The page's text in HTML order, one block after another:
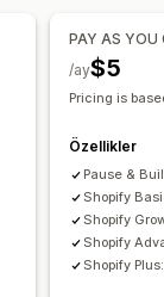
PAY AS YOU
$5
/ay
Pricing is
Özellikler
Pause &
Shopify
Shopify
Shopify
Shopify